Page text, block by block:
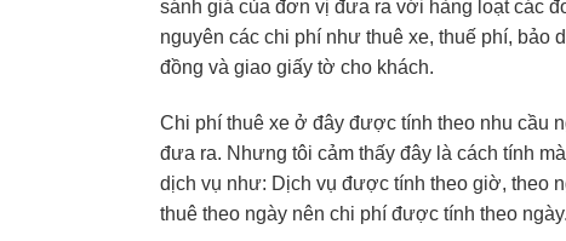
sánh giá của đơn vị đưa ra với hàng loạt các
nguyên các chi phí như thuê xe, thuế phí,
đồng và giao giấy tờ cho khách.
Chi phí thuê xe ở đây được tính theo nhu cầu
đưa ra. Nhưng tôi cảm thấy đây là cách tính
dịch vụ như: Dịch vụ được tính theo giờ, theo
thuê theo ngày nên chi phí được tính theo